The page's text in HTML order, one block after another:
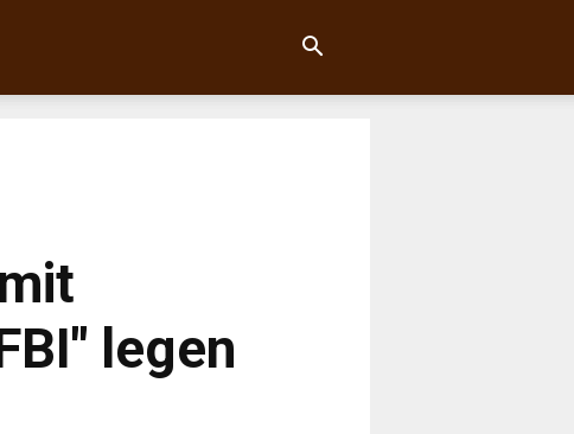
legen